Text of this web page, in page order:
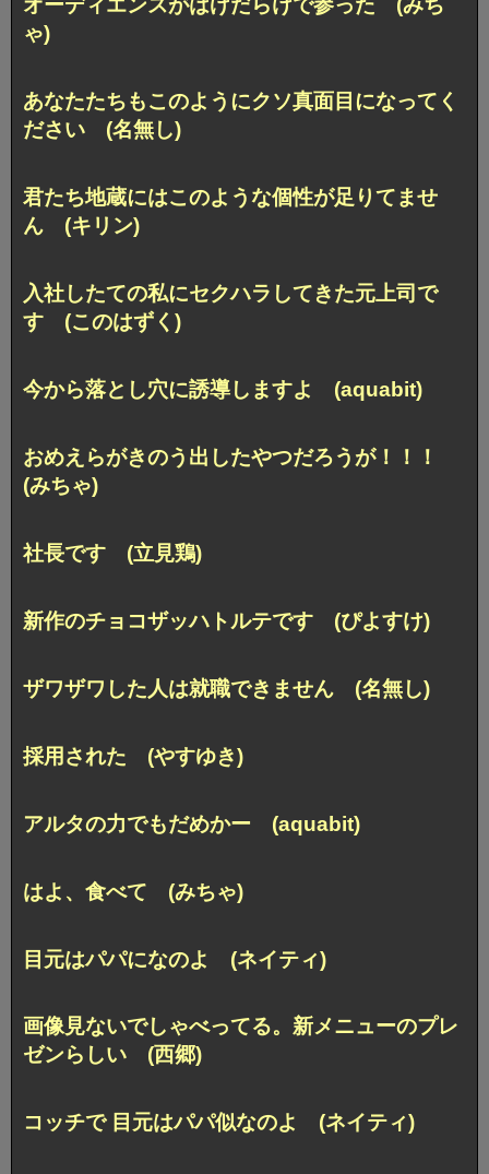
オーディエンスがはげだらけで参った (みち
ゃ)
あなたたちもこのようにクソ真面目になってく
ださい (名無し)
君たち地蔵にはこのような個性が足りてませ
ん (キリン)
入社したての私にセクハラしてきた元上司で
す (このはずく)
今から落とし穴に誘導しますよ (aquabit)
おめえらがきのう出したやつだろうが！！！
(みちゃ)
社長です (立見鶏)
新作のチョコザッハトルテです (ぴよすけ)
ザワザワした人は就職できません (名無し)
採用された (やすゆき)
アルタの力でもだめかー (aquabit)
はよ、食べて (みちゃ)
目元はパパになのよ (ネイティ)
画像見ないでしゃべってる。 新メニューのプレ
ゼンらしい (西郷)
コッチで 目元はパパ似なのよ (ネイティ)